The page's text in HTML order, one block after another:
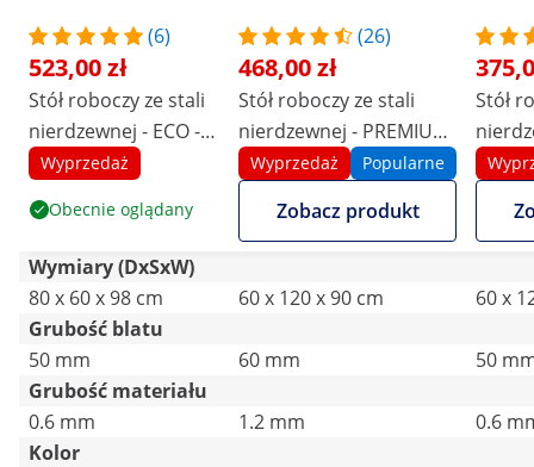
(6)
523,00 zł
Stół roboczy ze stali
nierdzewnej - ECO -
80 x 60 cm - 250 kg -
Wyprzedaż
Obecnie oglądany
(26)
468,00 zł
Stół roboczy ze stali
nierdzewnej - PREMIUM
- 120 x 60 cm - 210 kg -
składany - Royal
Catering
Wyprzedaż Popularne
Zobacz produkt
Stół
x 60
Royal
Wymiary (DxSxW)
80 x 60 x 98 cm
60 x 120 x 90 cm
60 x
Grubość blatu
50 mm
60 mm
50
Grubość materiału
0.6 mm
1.2 mm
0.6
Kolor